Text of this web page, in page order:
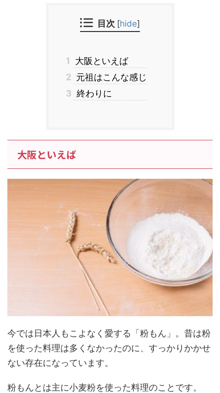
目次 [hide]
1
大阪といえば
2 元祖はこんな感じ
3 終わりに
大阪といえば
今では日本人もこよなく愛する「粉もん」。昔は粉
を使った料理は多くなかったのに、すっかりかかせ
ない存在になっています。
粉もんとは主に小麦粉を使った料理のことです。